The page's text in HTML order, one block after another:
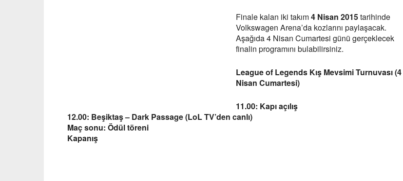
Finale kalan iki takım4 Nisan 2015tarihinde
Volkswagen Arena’da kozlarını paylaşacak.
Aşağıda 4 Nisan Cumartesi günü gerçeklecek
finalin programını bulabilirsiniz.
League of Legends Kış Mevsimi Turnuvası (4
Nisan Cumartesi)
11.00: Kapı açılış
12.00: Beşiktaş – Dark Passage (LoL TV’den canlı)
Maç sonu: Ödül töreni
Kapanış